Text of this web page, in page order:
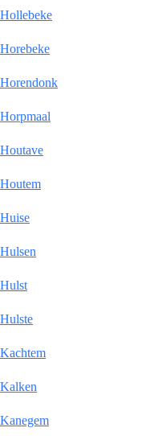
Hollebeke
Horebeke
Horendonk
Horpmaal
Houtave
Houtem
Huise
Hulsen
Hulst
Hulste
Kachtem
Kalken
Kanegem